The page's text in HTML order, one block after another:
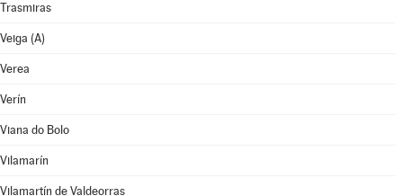
Trasmiras
Veiga (A)
Verea
Verín
Viana do Bolo
Vilamarín
Vilamartín de Valdeorras